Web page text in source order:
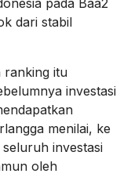
pada Baa2
dari stabil
ranking itu
investasi
menilai, ke
investasi
oleh